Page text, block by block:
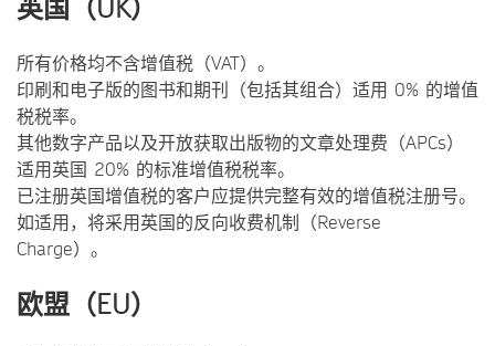
英国（UK）
所有价格均不含增值税（VAT）。
印刷和电子版的图书和期刊（包括其组合）适用 0% 的增值
税税率。
其他数字产品以及开放获取出版物的文章处理费（APCs）
适用英国 20% 的标准增值税税率。
已注册英国增值税的客户应提供完整有效的增值税注册号。
如适用，将采用英国的反向收费机制（Reverse
Charge）。
欧盟（EU）